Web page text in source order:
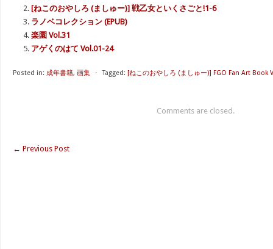
[ねこのおやしろ (ましゅー)] 戦乙女といくさごと!1-6
ラノベコレクション (EPUB)
楽園 Vol.31
アゲくのはて Vol.01-24
Posted in: 成年書籍, 画集 ⋅ Tagged: [ねこのおやしろ (ましゅー)] FGO Fan Art Book
Comments are closed.
← Previous Post